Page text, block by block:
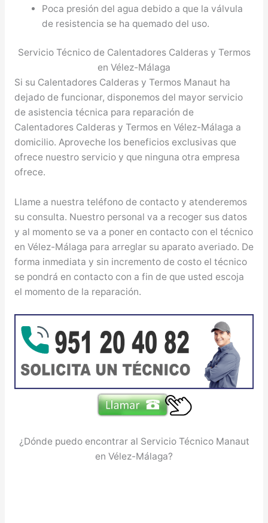
Poca presión del agua debido a que la válvula
de resistencia se ha quemado del uso.
Servicio Técnico de Calentadores Calderas y Termos
en Vélez-Málaga
Si su Calentadores Calderas y Termos Manaut ha
dejado de funcionar, disponemos del mayor servicio
de asistencia técnica para reparación de
Calentadores Calderas y Termos en Vélez-Málaga a
domicilio. Aproveche los beneficios exclusivas que
ofrece nuestro servicio y que ninguna otra empresa
ofrece.
Llame a nuestra teléfono de contacto y atenderemos
su consulta. Nuestro personal va a recoger sus datos
y al momento se va a poner en contacto con el técnico
en Vélez-Málaga para arreglar su aparato averiado. De
forma inmediata y sin incremento de costo el técnico
se pondrá en contacto con a fin de que usted escoja
el momento de la reparación.
¿Dónde puedo encontrar al Servicio Técnico Manaut
en Vélez-Málaga?